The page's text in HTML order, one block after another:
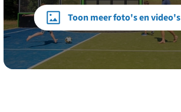
Toon meer foto's en video's